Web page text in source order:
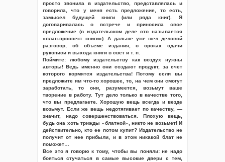
просто звонила в издательство, представлялась и
говорила, что у меня есть предложение, то есть,
замысел будущей книги (или ряда книг). Я
договаривалась о встрече и приносила свое
предложение (в издательском деле это называется
«план-проспект книги»). А дальше уже шел деловой
разговор, об объеме издания, о сроках сдачи
рукописи и выхода книги в свет и т. п.
Поймите: любому издательству как воздух нужны
авторы! Ведь именно они создают продукт, за счет
которого кормятся издательства! Потому если вы
предложите им что-то хорошее, то, на чем они смогут
заработать, то они, разумеется, возьмут ваше
творение в работу. Тут дело только в качестве того,
что вы предлагаете. Хорошую вещь всегда и везде
возьмут. Если же вещь недотягивает по качеству, —
значит, надо совершенствоваться. Плохую вещь,
будь она хоть трижды «блатной», никто не возьмет! И
действительно, кто ее потом купит? Издательство не
получит от нее прибыли, и в этом никакой блат не
поможет…
Все это я говорю к тому, чтобы вы поняли: не надо
бояться стучаться в самые высокие двери с тем,